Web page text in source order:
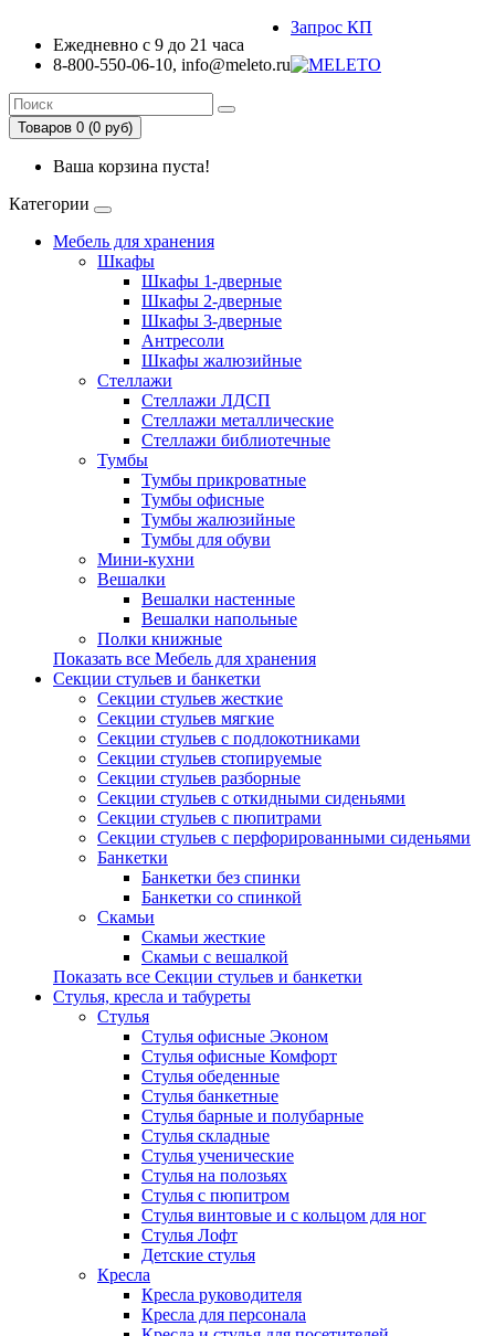
Ежедневно с 9 до 21 часа
8-800-550-06-10, info@meleto.ru
Запрос КП
Товаров 0 (0 pуб)
Ваша корзина пуста!
Категории
Мебель для хранения
Шкафы
Шкафы 1-дверные
Шкафы 2-дверные
Шкафы 3-дверные
Антресоли
Шкафы жалюзийные
Стеллажи
Стеллажи ЛДСП
Стеллажи металлические
Стеллажи библиотечные
Тумбы
Тумбы прикроватные
Тумбы офисные
Тумбы жалюзийные
Тумбы для обуви
Мини-кухни
Вешалки
Вешалки настенные
Вешалки напольные
Полки книжные
Показать все Мебель для хранения
Секции стульев и банкетки
Секции стульев жесткие
Секции стульев мягкие
Секции стульев с подлокотниками
Секции стульев стопируемые
Секции стульев разборные
Секции стульев с откидными сиденьями
Секции стульев с пюпитрами
Секции стульев с перфорированными сиденьями
Банкетки
Банкетки без спинки
Банкетки со спинкой
Скамьи
Скамьи жесткие
Скамьи с вешалкой
Показать все Секции стульев и банкетки
Стулья, кресла и табуреты
Стулья
Стулья офисные Эконом
Стулья офисные Комфорт
Стулья обеденные
Стулья банкетные
Стулья барные и полубарные
Стулья складные
Стулья ученические
Стулья на полозьях
Стулья с пюпитром
Стулья винтовые и с кольцом для ног
Стулья Лофт
Детские стулья
Кресла
Кресла руководителя
Кресла для персонала